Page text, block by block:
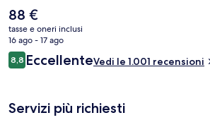
apprezzano la posizione comoda per i mezzi
Bahn si trova a 5 min e Möckernbrücke U-Bahn
Il
prezzo
attuale
è
88 €
88 €
tasse e oneri inclusi
16 ago - 17 ago
Recensioni
8,88,8 su 10
EccellenteVedi le 1.001 recensioni
Servizi più richiesti